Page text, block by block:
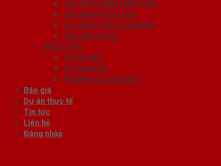
Cửa Nhựa ABS Hàn Quốc
Cửa Nhựa Đài Loan
Cửa Nhựa Gỗ Composite
Cửa vòm nhựa
NỘI THẤT
Tủ Kệ Bếp
Tủ Quần Áo
Phụ kiện cửa nhà tắm
Báo giá
Dự án thực tế
Tin tức
Liên hệ
Đăng nhập